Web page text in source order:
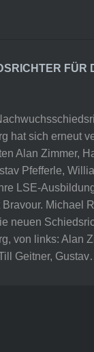
FÜR
hat sich erneut
Alan Zimmer,
Pfefferle,
LSE-
Michael
neuen
von links: Alan
Geitner,